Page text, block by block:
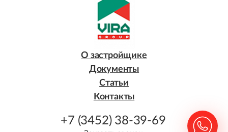
О застройщике
Документы
Статьи
Контакты
+7 (3452) 38-39-69